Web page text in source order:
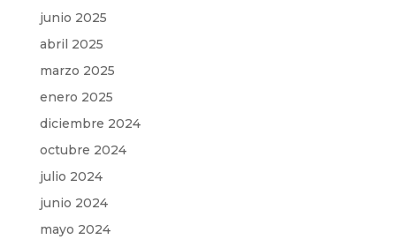
junio 2025
abril 2025
marzo 2025
enero 2025
diciembre 2024
octubre 2024
julio 2024
junio 2024
mayo 2024